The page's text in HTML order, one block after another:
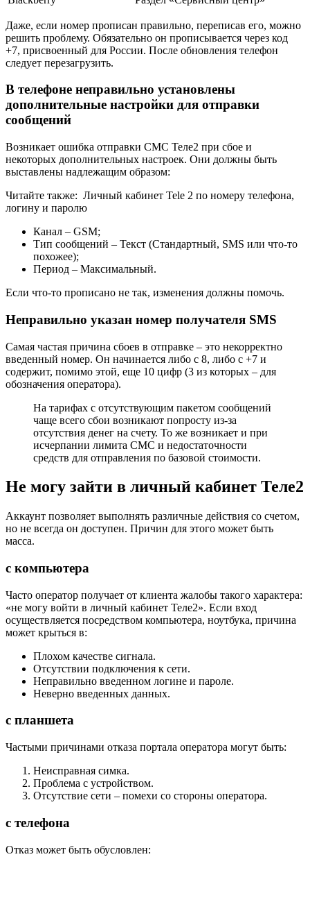
Даже, если номер прописан правильно, переписав его, можно
решить проблему. Обязательно он прописывается через код
+7, присвоенный для России. После обновления телефон
следует перезагрузить.
В телефоне неправильно установлены
дополнительные настройки для отправки
сообщений
Возникает ошибка отправки СМС Теле2 при сбое и
некоторых дополнительных настроек. Они должны быть
выставлены надлежащим образом:
Читайте также: Личный кабинет Tele 2 по номеру телефона,
логину и паролю
Канал – GSM;
Тип сообщений – Текст (Стандартный, SMS или что-то
похожее);
Период – Максимальный.
Если что-то прописано не так, изменения должны помочь.
Неправильно указан номер получателя SMS
Самая частая причина сбоев в отправке – это некорректно
введенный номер. Он начинается либо с 8, либо с +7 и
содержит, помимо этой, еще 10 цифр (3 из которых – для
обозначения оператора).
На тарифах с отсутствующим пакетом сообщений
чаще всего сбои возникают попросту из-за
отсутствия денег на счету. То же возникает и при
исчерпании лимита СМС и недостаточности
средств для отправления по базовой стоимости.
Не могу зайти в личный кабинет Теле2
Аккаунт позволяет выполнять различные действия со счетом,
но не всегда он доступен. Причин для этого может быть
масса.
с компьютера
Часто оператор получает от клиента жалобы такого характера:
«не могу войти в личный кабинет Теле2». Если вход
осуществляется посредством компьютера, ноутбука, причина
может крыться в:
Плохом качестве сигнала.
Отсутствии подключения к сети.
Неправильно введенном логине и пароле.
Неверно введенных данных.
с планшета
Частыми причинами отказа портала оператора могут быть:
Неисправная симка.
Проблема с устройством.
Отсутствие сети – помехи со стороны оператора.
с телефона
Отказ может быть обусловлен: